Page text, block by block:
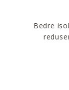
Bedre